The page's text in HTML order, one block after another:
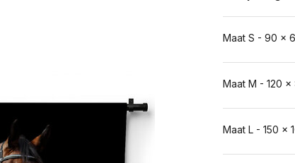
Maat S - 90 x
Maat M - 120 x
Maat L - 150 x